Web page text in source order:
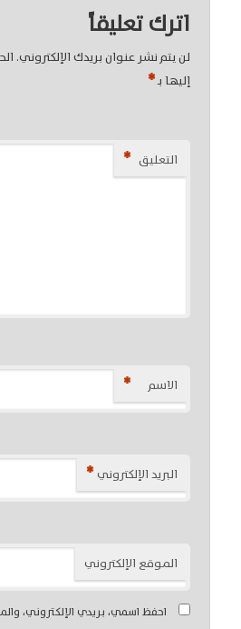
اترك تعليقاً
لن يتم نشر عنوان بريدك الإلكتروني.
إليها بـ*
التعليق *
الاسم *
البريد الإلكتروني *
الموقع الإلكتروني
احفظ اسمي، بريدي الإلكتروني،